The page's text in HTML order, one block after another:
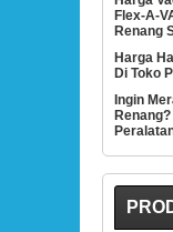
Flex-A-
Renang
Harga
Di Toko
Ingin